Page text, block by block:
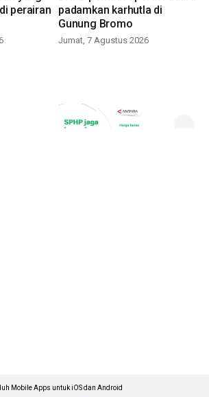
perairan
padamkan karhutla di
Gunung Bromo
Jumat, 7 Agustus 2026
Mobile Apps untuk iOS dan Android